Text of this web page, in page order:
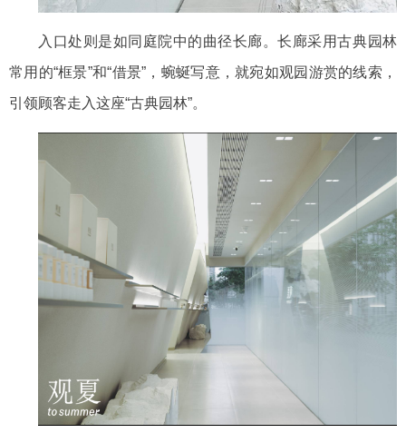
入口处则是如同 庭院中的曲径长廊。长廊采用古典园林
常用的“框景”和“借景”， 蜿蜒写意，就宛如观园游赏的线索 ，
引领顾客走入这座“古典园林”。